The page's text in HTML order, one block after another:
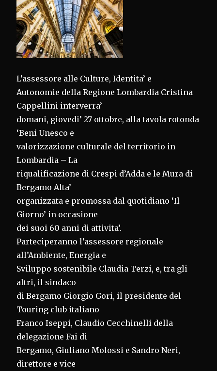
L’assessore alle Culture, Identita’ e
Autonomie della Regione Lombardia Cristina
Cappellini interverra’
domani, giovedi’ 27 ottobre, alla tavola rotonda
‘Beni Unesco e
valorizzazione culturale del territorio in
Lombardia – La
riqualificazione di Crespi d’Adda e le Mura di
Bergamo Alta’
organizzata e promossa dal quotidiano ‘Il
Giorno’ in occasione
dei suoi 60 anni di attivita’.
Parteciperanno l’assessore regionale
all’Ambiente, Energia e
Sviluppo sostenibile Claudia Terzi, e, tra gli
altri, il sindaco
di Bergamo Giorgio Gori, il presidente del
Touring club italiano
Franco Iseppi, Claudio Cecchinelli della
delegazione Fai di
Bergamo, Giuliano Molossi e Sandro Neri,
direttore e vice